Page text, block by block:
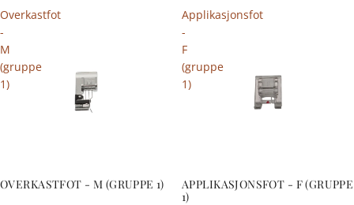
Overkastfot
-
M
(gruppe
1)
OVERKASTFOT - M (GRUPPE 1)
Applikasjonsfot
-
F
(gruppe
1)
APPLIKASJONSFOT - F (GRUPPE
1)